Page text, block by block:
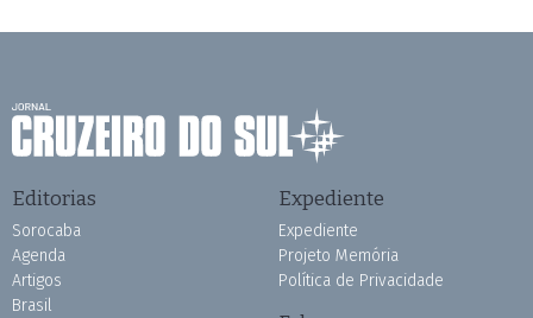
Editorias
Sorocaba
Agenda
Artigos
Brasil
Expediente
Expediente
Projeto Memória
Política de Privacidade